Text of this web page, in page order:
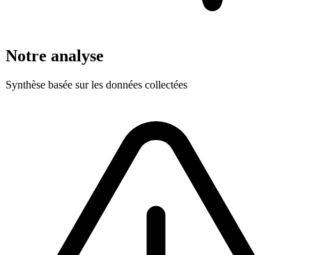
Notre analyse
Synthèse basée sur les données collectées